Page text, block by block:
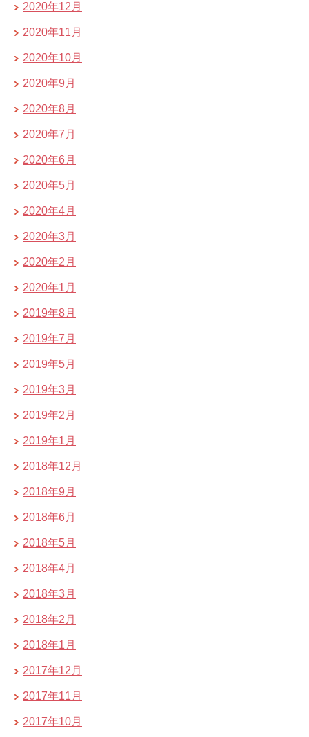
2020年12月
2020年11月
2020年10月
2020年9月
2020年8月
2020年7月
2020年6月
2020年5月
2020年4月
2020年3月
2020年2月
2020年1月
2019年8月
2019年7月
2019年5月
2019年3月
2019年2月
2019年1月
2018年12月
2018年9月
2018年6月
2018年5月
2018年4月
2018年3月
2018年2月
2018年1月
2017年12月
2017年11月
2017年10月